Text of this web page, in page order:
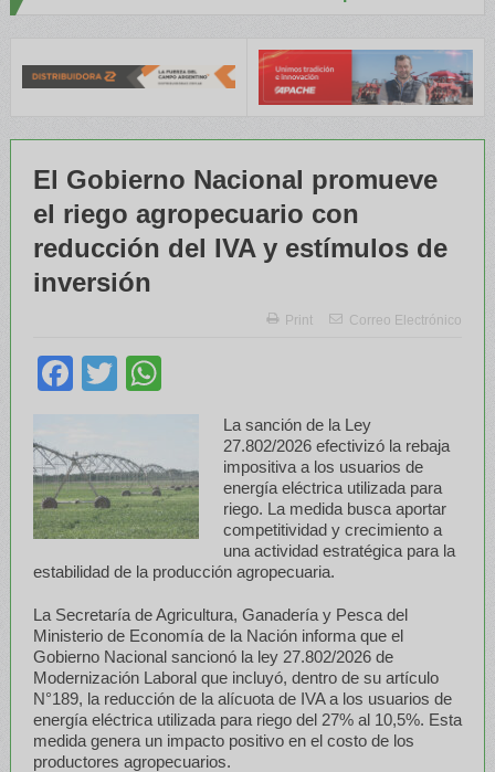
El Gobierno Nacional promueve
el riego agropecuario con
reducción del IVA y estímulos de
inversión
Print Correo Electrónico
Facebook
Twitter
La sanción de la Ley
27.802/2026 efectivizó la rebaja
impositiva a los usuarios de
energía eléctrica utilizada para
riego. La medida busca aportar
competitividad y crecimiento a
una actividad estratégica para la
estabilidad de la producción agropecuaria.
La Secretaría de Agricultura, Ganadería y Pesca del
Ministerio de Economía de la Nación informa que el
Gobierno Nacional sancionó la ley 27.802/2026 de
Modernización Laboral que incluyó, dentro de su artículo
N°189, la reducción de la alícuota de IVA a los usuarios de
energía eléctrica utilizada para riego del 27% al 10,5%. Esta
medida genera un impacto positivo en el costo de los
productores agropecuarios.